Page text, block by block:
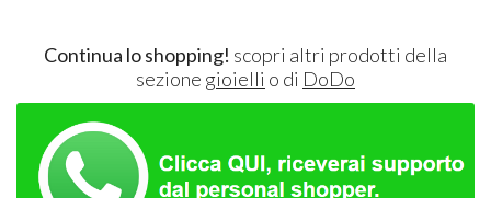
Continua lo shopping! scopri altri prodotti della
sezione gioielli o di DoDo